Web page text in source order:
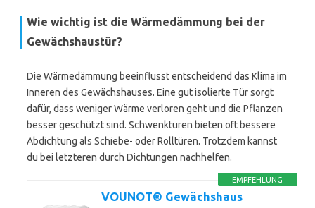
Wie wichtig ist die Wärmedämmung bei der
Gewächshaustür?
Die Wärmedämmung beeinflusst entscheidend das Klima im
Inneren des Gewächshauses. Eine gut isolierte Tür sorgt
dafür, dass weniger Wärme verloren geht und die Pflanzen
besser geschützt sind. Schwenktüren bieten oft bessere
Abdichtung als Schiebe- oder Rolltüren. Trotzdem kannst
du bei letzteren durch Dichtungen nachhelfen.
EMPFEHLUNG
VOUNOT® Gewächshaus